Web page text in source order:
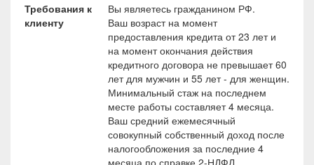
Требования к
клиенту
Вы являетесь гражданином РФ.
Ваш возраст на момент
предоставления кредита от 23 лет и
на момент окончания действия
кредитного договора не превышает 60
лет для мужчин и 55 лет - для женщин.
Минимальный стаж на последнем
месте работы составляет 4 месяца.
Ваш средний ежемесячный
совокупный собственный доход после
налогообложения за последние 4
месяца по справке 2-НДФЛ